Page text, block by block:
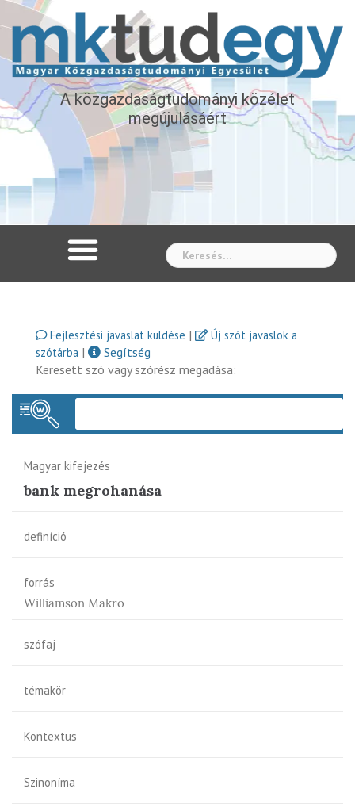
A közgazdaságtudományi közélet
megújulásáért
Fejlesztési javaslat küldése |
Új szót javaslok a
szótárba |
Segítség
Keresett szó vagy szórész megadása:
Magyar kifejezés
bank megrohanása
definíció
forrás
Williamson Makro
szófaj
témakör
Kontextus
Szinoníma